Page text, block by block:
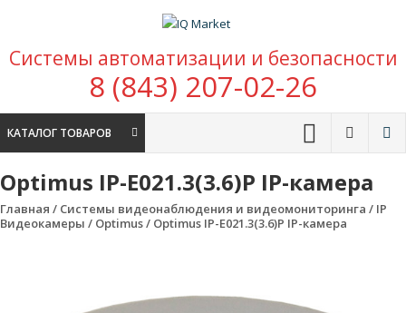
зона умных покупок
Системы автоматизации и безопасности
8 (843) 207-02-26
КАТАЛОГ ТОВАРОВ
Optimus IP-E021.3(3.6)P IP-камера
Главная / Системы видеонаблюдения и видеомониторинга / IP
Видеокамеры / Optimus/ Optimus IP-E021.3(3.6)P IP-камера